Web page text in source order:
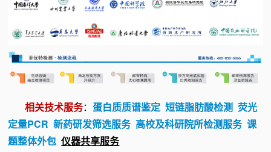
相关技术服务：蛋白质质谱鉴定 短链脂肪酸检测 荧光
定量PCR 新药研发筛选服务 高校及科研院所检测服务 课
题整体外包 仪器共享服务